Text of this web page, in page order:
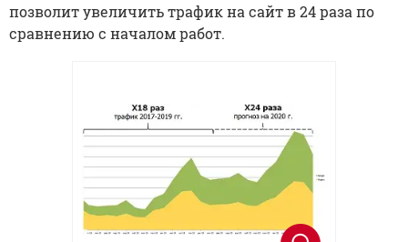
позволит увеличить трафик на сайт в 24 раза по
сравнению с началом работ.